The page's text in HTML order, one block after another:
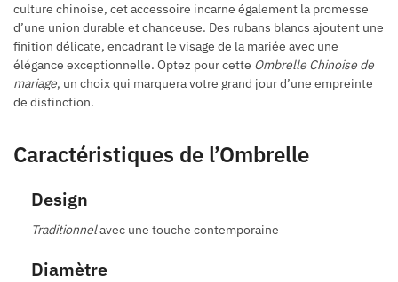
culture chinoise, cet accessoire incarne également la promesse
d’une union durable et chanceuse. Des rubans blancs ajoutent une
finition délicate, encadrant le visage de la mariée avec une
élégance exceptionnelle. Optez pour cette Ombrelle Chinoise de
mariage, un choix qui marquera votre grand jour d’une empreinte
de distinction.
Caractéristiques de l’Ombrelle
Design
Traditionnelavec une touche contemporaine
Diamètre